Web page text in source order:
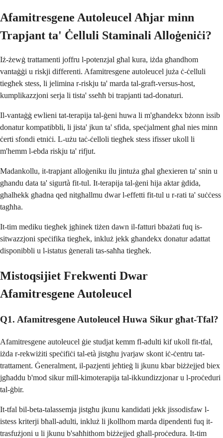
Afamitresgene Autoleucel Aħjar minn
Trapjant ta' Ċelluli Staminali Alloġeniċi?
Iż-żewġ trattamenti joffru l-potenzjal għal kura, iżda għandhom
vantaġġi u riskji differenti. Afamitresgene autoleucel juża ċ-ċelluli
tiegħek stess, li jelimina r-riskju ta' marda tal-graft-versus-host,
kumplikazzjoni serja li tista' sseħħ bi trapjanti tad-donaturi.
Il-vantaġġ ewlieni tat-terapija tal-ġeni huwa li m'għandekx bżonn issib
donatur kompatibbli, li jista' jkun ta' sfida, speċjalment għal nies minn
ċerti sfondi etniċi. L-użu taċ-ċelloli tiegħek stess ifisser ukoll li
m'hemm l-ebda riskju ta' rifjut.
Madankollu, it-trapjant alloġeniku ilu jintuża għal għexieren ta' snin u
għandu data ta' sigurtà fit-tul. It-terapija tal-ġeni hija aktar ġdida,
għalhekk għadna qed nitgħallmu dwar l-effetti fit-tul u r-rati ta' suċċess
tagħha.
It-tim mediku tiegħek jgħinek tiżen dawn il-fatturi bbażati fuq is-
sitwazzjoni speċifika tiegħek, inkluż jekk għandekx donatur adattat
disponibbli u l-istatus ġenerali tas-saħħa tiegħek.
Mistoqsijiet Frekwenti Dwar
Afamitresgene Autoleucel
Q1. Afamitresgene Autoleucel Huwa Sikur għat-Tfal?
Afamitresgene autoleucel ġie studjat kemm fl-adulti kif ukoll fit-tfal,
iżda r-rekwiżiti speċifiċi tal-età jistgħu jvarjaw skont iċ-ċentru tat-
trattament. Ġeneralment, il-pazjenti jeħtieġ li jkunu kbar biżżejjed biex
jgħaddu b'mod sikur mill-kimoterapija tal-ikkundizzjonar u l-proċeduri
tal-ġbir.
It-tfal bil-beta-talassemja jistgħu jkunu kandidati jekk jissodisfaw l-
istess kriterji bħall-adulti, inkluż li jkollhom marda dipendenti fuq it-
trasfużjoni u li jkunu b'saħħithom biżżejjed għall-proċedura. It-tim